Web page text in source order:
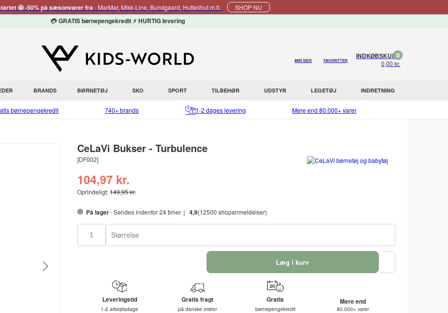
🤩 -50% på sæsonvarer fra- MarMar, Mikk-Line, Bundgaard, Huttelihut m.fl. SHOP NU
💳 GRATIS børnepengekredit ⚡ HURTIG levering
MIN SIDE FAVORITTER
INDKØBSKURV
0,00 kr.
0
BRANDS BØRNETØJ SKO SPORT TILBEHØR UDSTYR LEGETØJ INDRETNING
børnepengekredit 740+ brands 1-2 dages levering Mere end 80.000+ varer
CeLaVi Bukser - Turbulence
[DF002]
104,97 kr.
Oprindeligt:149,95 kr.
På lager- Sendes indenfor 24 timer 4,9(12500 shopanmeldelser)
Størrelse
Læg i kurv
Leveringstid
1-2 arbejdsdage
Gratis fragt
på danske ordrer
Gratis
børnepengekredit
Mere end
80.000+ varer